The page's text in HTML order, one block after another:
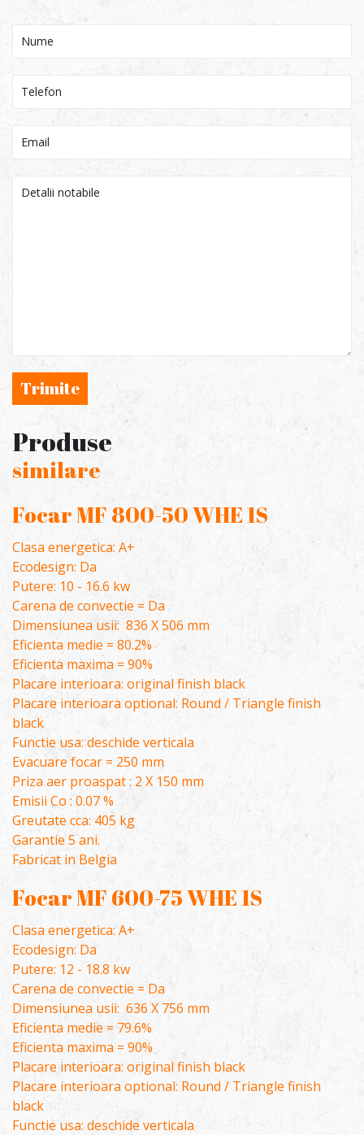
Trimite
Produse
similare
Focar MF 800-50 WHE 1S
Clasa energetica: A+
Ecodesign: Da
Putere: 10 - 16.6 kw
Carena de convectie = Da
Dimensiunea usii: 836 X 506 mm
Eficienta medie = 80.2%
Eficienta maxima = 90%
Placare interioara: original finish black
Placare interioara optional: Round / Triangle finish
black
Functie usa: deschide verticala
Evacuare focar = 250 mm
Priza aer proaspat : 2 X 150 mm
Emisii Co : 0.07 %
Greutate cca: 405 kg
Garantie 5 ani.
Fabricat in Belgia
Focar MF 600-75 WHE 1S
Clasa energetica: A+
Ecodesign: Da
Putere: 12 - 18.8 kw
Carena de convectie = Da
Dimensiunea usii: 636 X 756 mm
Eficienta medie = 79.6%
Eficienta maxima = 90%
Placare interioara: original finish black
Placare interioara optional: Round / Triangle finish
black
Functie usa: deschide verticala